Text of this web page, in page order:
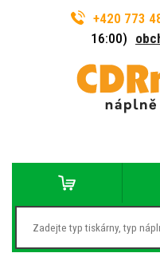
+420 773
16:00)